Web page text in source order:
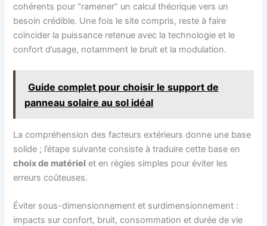
cohérents pour “ramener” un calcul théorique vers un
besoin crédible. Une fois le site compris, reste à faire
coïncider la puissance retenue avec la technologie et le
confort d’usage, notamment le bruit et la modulation.
Guide complet pour choisir le support de
panneau solaire au sol idéal
La compréhension des facteurs extérieurs donne une base
solide ; l’étape suivante consiste à traduire cette base en
choix de matériel et en règles simples pour éviter les
erreurs coûteuses.
Éviter sous-dimensionnement et surdimensionnement :
impacts sur confort, bruit, consommation et durée de vie